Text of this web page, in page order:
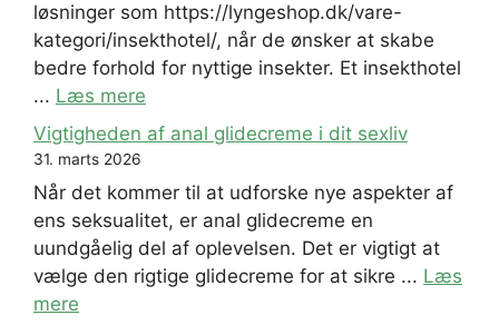
løsninger som https://lyngeshop.dk/vare-
kategori/insekthotel/, når de ønsker at skabe
bedre forhold for nyttige insekter. Et insekthotel
... Læs mere
Vigtigheden af anal glidecreme i dit sexliv
31. marts 2026
Når det kommer til at udforske nye aspekter af
ens seksualitet, er anal glidecreme en
uundgåelig del af oplevelsen. Det er vigtigt at
vælge den rigtige glidecreme for at sikre ... Læs
mere